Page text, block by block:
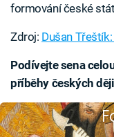
formování české
Zdroj: Dušan
Podívejte sena
příběhy českých